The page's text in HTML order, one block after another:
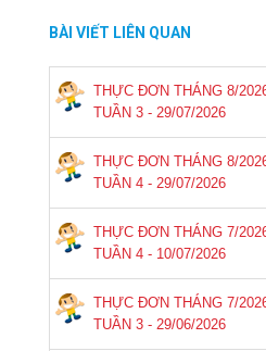
BÀI VIẾT LIÊN QUAN
THỰC ĐƠN THÁNG 8/
TUẦN 3 - 29/07/2026
THỰC ĐƠN THÁNG 8/
TUẦN 4 - 29/07/2026
THỰC ĐƠN THÁNG 7/
TUẦN 4 - 10/07/2026
THỰC ĐƠN THÁNG 7/
TUẦN 3 - 29/06/2026